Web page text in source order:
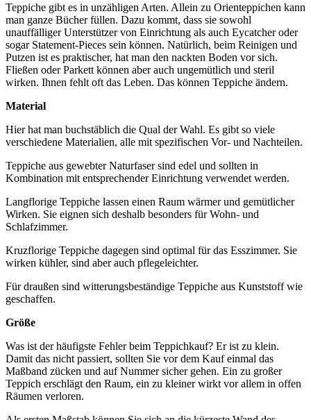
Teppiche gibt es in unzähligen Arten. Allein zu Orienteppichen kann
man ganze Bücher füllen. Dazu kommt, dass sie sowohl
unauffälliger Unterstützer von Einrichtung als auch Eycatcher oder
sogar Statement-Pieces sein können. Natürlich, beim Reinigen und
Putzen ist es praktischer, hat man den nackten Boden vor sich.
Fließen oder Parkett können aber auch ungemütlich und steril
wirken. Ihnen fehlt oft das Leben. Das können Teppiche ändern.
Material
Hier hat man buchstäblich die Qual der Wahl. Es gibt so viele
verschiedene Materialien, alle mit spezifischen Vor- und Nachteilen.
Teppiche aus gewebter Naturfaser sind edel und sollten in
Kombination mit entsprechender Einrichtung verwendet werden.
Langflorige Teppiche lassen einen Raum wärmer und gemütlicher
Wirken. Sie eignen sich deshalb besonders für Wohn- und
Schlafzimmer.
Kruzflorige Teppiche dagegen sind optimal für das Esszimmer. Sie
wirken kühler, sind aber auch pflegeleichter.
Für draußen sind witterungsbeständige Teppiche aus Kunststoff wie
geschaffen.
Größe
Was ist der häufigste Fehler beim Teppichkauf? Er ist zu klein.
Damit das nicht passiert, sollten Sie vor dem Kauf einmal das
Maßband zücken und auf Nummer sicher gehen. Ein zu großer
Teppich erschlägt den Raum, ein zu kleiner wirkt vor allem in offen
Räumen verloren.